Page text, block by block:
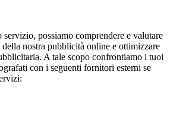
servizio, possiamo comprendere e valutare
nostra pubblicità online e ottimizzare
A tale scopo confrontiamo i tuoi
con i seguenti fornitori esterni se